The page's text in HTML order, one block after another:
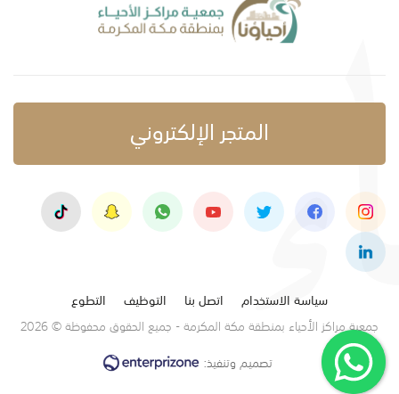
المتجر الإلكتروني
سياسة الاستخدام اتصل بنا التوظيف
التطوع
جمعية مراكز الأحياء بمنطقة مكة المكرمة - جميع الحقوق محفوظة © 2026
تصميم وتنفيذ: